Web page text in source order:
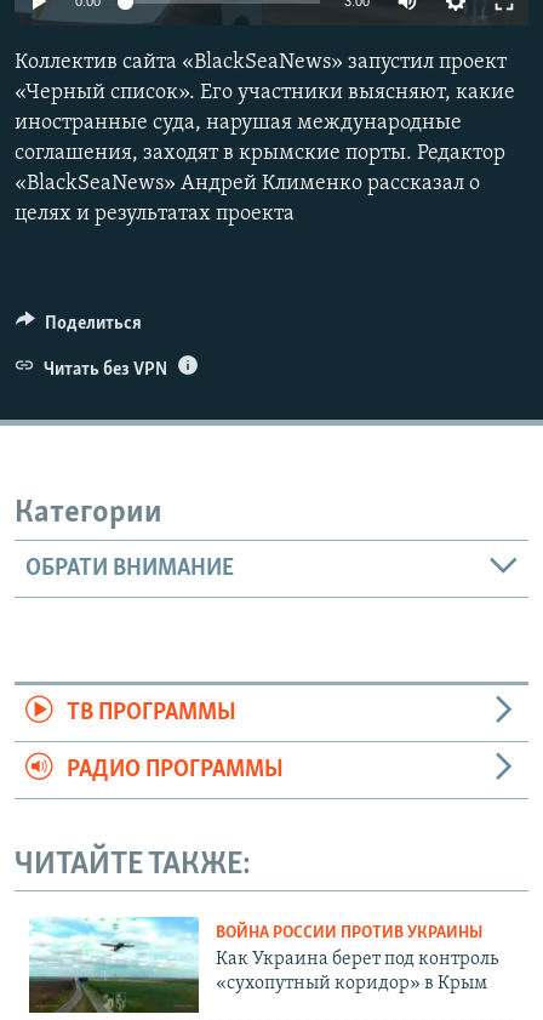
ПОБЕДИТЕЛЕЙ НЕ СУДЯТ?
КРЫМ.НЕПОКОРЕННЫЙ
ELIFBE
УКРАИНСКАЯ ПРОБЛЕМА КРЫМА
ПРИСОЕДИНЯЙТЕСЬ!
Все сайты RFE/RL
Коллектив сайта «BlackSeaNews» запустил проект
«Черный список». Его участники выясняют, какие
иностранные суда, нарушая международные
соглашения, заходят в крымские порты. Редактор
«BlackSeaNews» Андрей Клименко рассказал о
целях и результатах проекта
Поделиться
Читать без VPN
Категории
ОБРАТИ ВНИМАНИЕ
ТВ ПРОГРАММЫ
РАДИО ПРОГРАММЫ
ЧИТАЙТЕ ТАКЖЕ:
ВОЙНА РОССИИ ПРОТИВ УКРАИНЫ
Как Украина берет под контроль
«сухопутный коридор» в Крым